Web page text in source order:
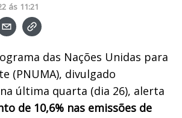
ás 11:21
das Nações Unidas para
(PNUMA), divulgado
última quarta (dia 26), alerta
de 10,6% nas emissões de